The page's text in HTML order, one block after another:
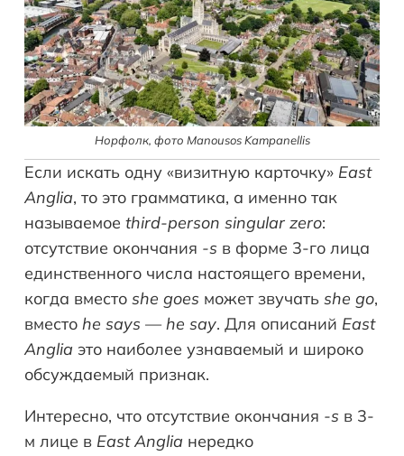
Норфолк, фото Manousos Kampanellis
Если искать одну «визитную карточку» East
Anglia, то это грамматика, а именно так
называемое third-person singular zero:
отсутствие окончания -s в форме 3-го лица
единственного числа настоящего времени,
когда вместо she goes может звучать she go,
вместо he says — he say. Для описаний East
Anglia это наиболее узнаваемый и широко
обсуждаемый признак.
Интересно, что отсутствие окончания -s в 3-
м лице в East Anglia нередко